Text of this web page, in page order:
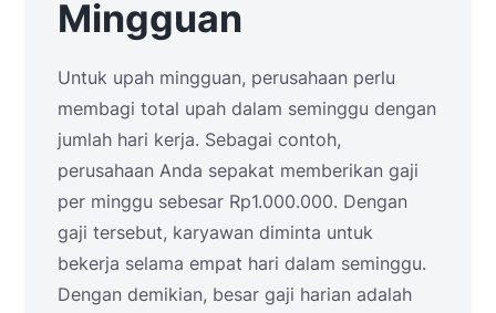
Mingguan
Untuk upah mingguan, perusahaan perlu
membagi total upah dalam seminggu dengan
jumlah hari kerja. Sebagai contoh,
perusahaan Anda sepakat memberikan gaji
per minggu sebesar Rp1.000.000. Dengan
gaji tersebut, karyawan diminta untuk
bekerja selama empat hari dalam seminggu.
Dengan demikian, besar gaji harian adalah